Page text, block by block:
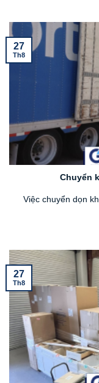
Chuyển
Việc chuyển dọn
27
Th8
27
Th8